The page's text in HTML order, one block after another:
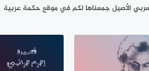
الأصيل جمعناها لكم في موقع حكمة عربية